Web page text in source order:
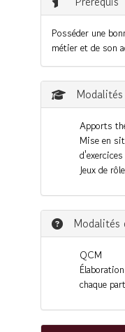
Posséder une
métier et de son
Apports
Mise en
d'exercices
Jeux de rôle
Modalités
QCM
chaque